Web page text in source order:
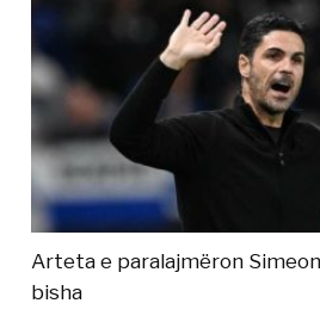
Arteta e paralajmëron
bisha